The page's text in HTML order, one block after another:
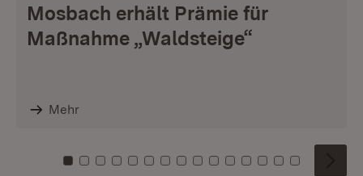
Mosbach erhält Prämie für
Maßnahme „Waldsteige“
Mehr
Zu Kachel: 0
Zu Kachel: 1
Zu Kachel: 2
Zu Kachel: 3
Zu Kachel: 4
Zu Kachel: 5
Zu Kachel: 6
Zu Kachel: 7
Zu Kachel: 8
Zu Kachel: 9
Zu Kachel: 10
Zu Kachel: 11
Zu Kachel: 12
Zu Kachel:
Zu